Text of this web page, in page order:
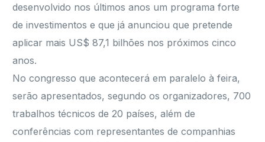
desenvolvido nos últimos anos um programa forte
de investimentos e que já anunciou que pretende
aplicar mais US$ 87,1 bilhões nos próximos cinco
anos.
No congresso que acontecerá em paralelo à feira,
serão apresentados, segundo os organizadores, 700
trabalhos técnicos de 20 países, além de
conferências com representantes de companhias